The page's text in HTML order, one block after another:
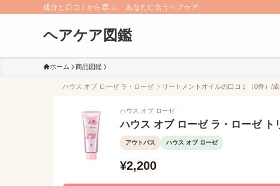
成分と口コミから選ぶ、 あなたに合うヘアケア
ヘアケア図鑑
ホーム 商品図鑑
ハウス オブ ローゼ ラ・ローゼ トリートメントオイルの口コミ（0件）/成
ハウス オブ ローゼ
ハウス オブ ローゼ ラ・ローゼ ト
アウトバス ハウス オブ ローゼ
¥2,200